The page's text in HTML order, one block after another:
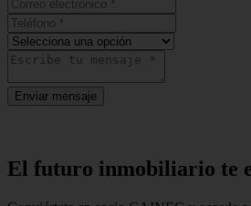
Enviar mensaje
El futuro inmobiliario te